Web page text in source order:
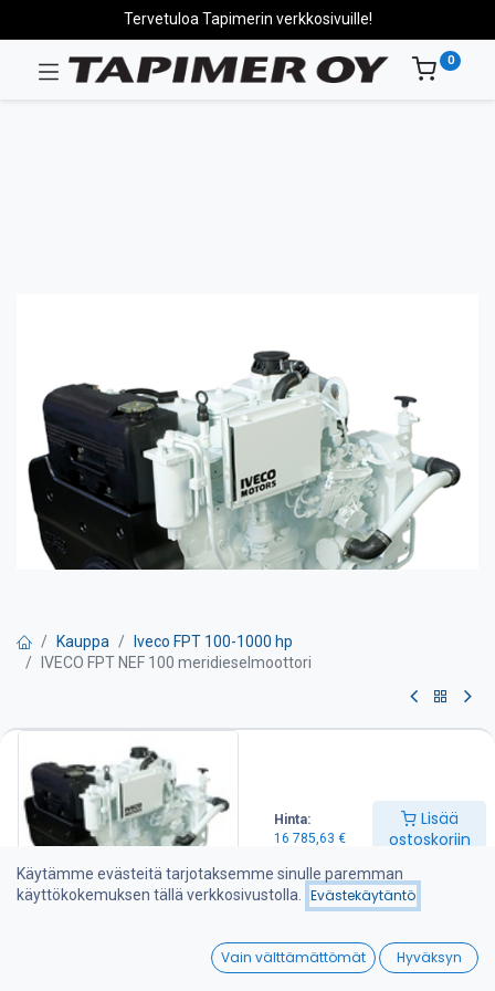
Hinta:
16 785,63 €
Lisää
ostoskoriin
Wishlist
Tervetuloa Tapimerin verkkosivuille!
0
Kauppa
Iveco FPT 100-1000 hp
IVECO FPT NEF 100 meridieselmoottori
IVECO FPT NEF 100
meridieselmoottori
-Maksimiteho 100 hp
-Säätöteho 100 hp
-Iskutilavuus 4.5 l
-Paino 450 kg (ilman merivaihdetta)
-Merivarustus lämmönvaihtimella
Käytämme evästeitä tarjotaksemme sinulle paremman
käyttökokemuksen tällä verkkosivustolla.
Evästekäytäntö
Vain välttämättömät Hyväksyn